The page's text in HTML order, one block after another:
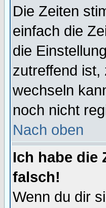
Die Zeiten
einfach die
die
zutreffend ist,
wechseln
noch nicht
Nach oben
Ich habe die
falsch!
Wenn du dir